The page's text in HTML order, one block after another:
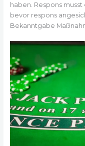
haben. Respons
bevor respons
Bekanntgabe